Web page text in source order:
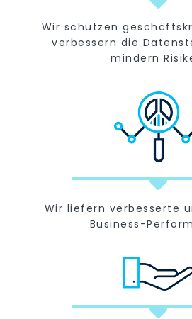
Wir schützen
verbessern die
mindern
Wir liefern verbesserte
Business-